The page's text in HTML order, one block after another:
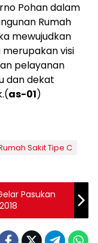
Pohan dalam
Rumah
mewujudkan
visi
pelayanan
dan dekat
as-01)
Sakit Tipe C
Pasukan